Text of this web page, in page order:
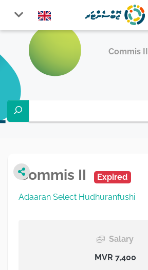
Commis II
Commis II Expired
Adaaran Select Hudhuranfushi
Salary
MVR 7,400